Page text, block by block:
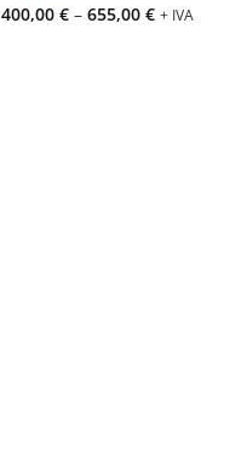
400,00€ –655,00€ + IVA